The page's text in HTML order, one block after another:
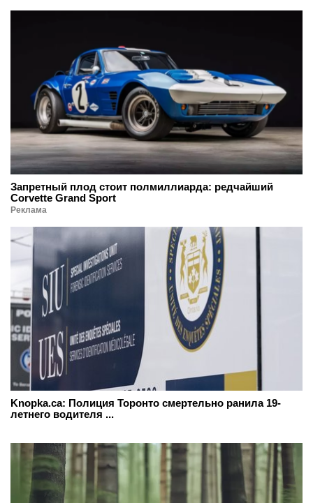
Запретный плод стоит полмиллиарда: редчайший
Corvette Grand Sport
Реклама
Knopka.ca: Полиция Торонто смертельно ранила 19-
летнего водителя ...